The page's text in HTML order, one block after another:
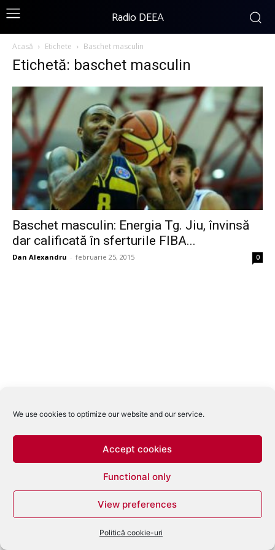
We use cookies to optimize our website and our service.
Accept cookies
Functional only
View preferences
Politică cookie-uri
Radio DEEA
Acasă Etichete Baschet masculin
Etichetă: baschet masculin
Baschet masculin: Energia Tg. Jiu, învinsă
dar calificată în sferturile FIBA...
Dan Alexandru - februarie 25, 2015 0